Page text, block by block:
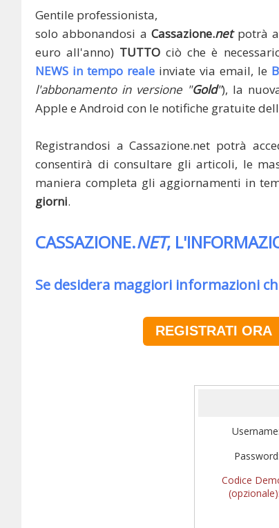
Gentile professionista,
solo abbonandosi aCassazione.netpotrà
euro all'anno) TUTTO ciò che è
NEWS in tempo reale inviate via email, le
l'abbonamento in versione "Gold"), la
Apple e Android con le notifiche gratuite
Registrandosi a Cassazione.net potrà
consentirà di consultare gli articoli, le
maniera completa gli aggiornamenti in
giorni.
CASSAZIONE.NET,
Se desidera maggiori informazioni
REGISTRATI ORA
Username:
Password:
Codice
(opzionale):